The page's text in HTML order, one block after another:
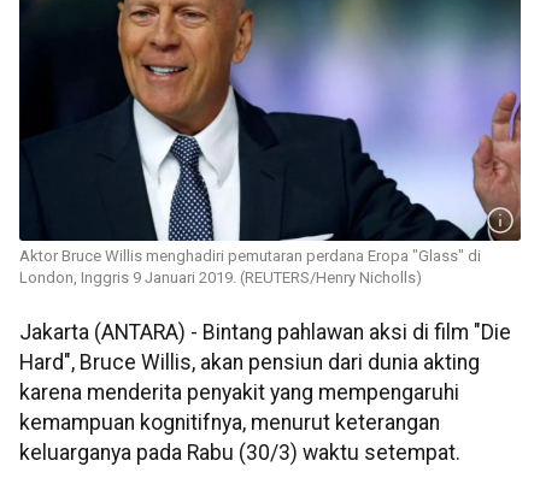
Aktor Bruce Willis menghadiri pemutaran perdana Eropa "Glass" di
London, Inggris 9 Januari 2019. (REUTERS/Henry Nicholls)
Jakarta (ANTARA) - Bintang pahlawan aksi di film "Die
Hard", Bruce Willis, akan pensiun dari dunia akting
karena menderita penyakit yang mempengaruhi
kemampuan kognitifnya, menurut keterangan
keluarganya pada Rabu (30/3) waktu setempat.